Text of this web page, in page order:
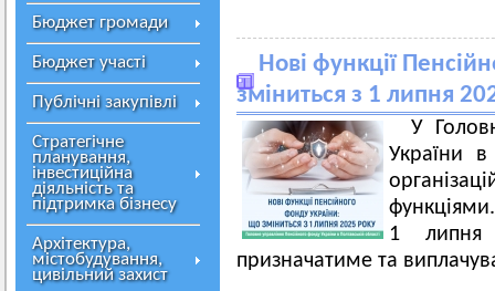
Бюджет громади
Бюджет участі
Публічні закупівлі
Стратегічне
планування,
інвестиційна
діяльність та
підтримка бізнесу
Архітектура,
містобудування,
цивільний захист
Нові функції
зміниться з 1 липня
У
України в
1 липня
призначатиме та